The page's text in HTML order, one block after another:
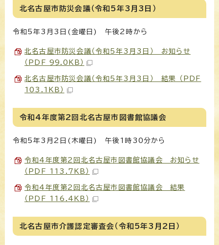
北名古屋市防災会議（令和5年3月3日）
令和5年3月3日(金曜日) 午後2時から
北名古屋市防災会議（令和5年3月3日） お知らせ
（PDF 99.0KB）
北名古屋市防災会議（令和5年3月3日） 結果 （PDF
103.1KB）
令和4年度第2回北名古屋市図書館協議会
令和5年3月2日(木曜日) 午後1時30分から
令和4年度第2回北名古屋市図書館協議会 お知らせ
（PDF 113.7KB）
令和4年度第2回北名古屋市図書館協議会 結果
（PDF 116.4KB）
北名古屋市介護認定審査会（令和5年3月2日）